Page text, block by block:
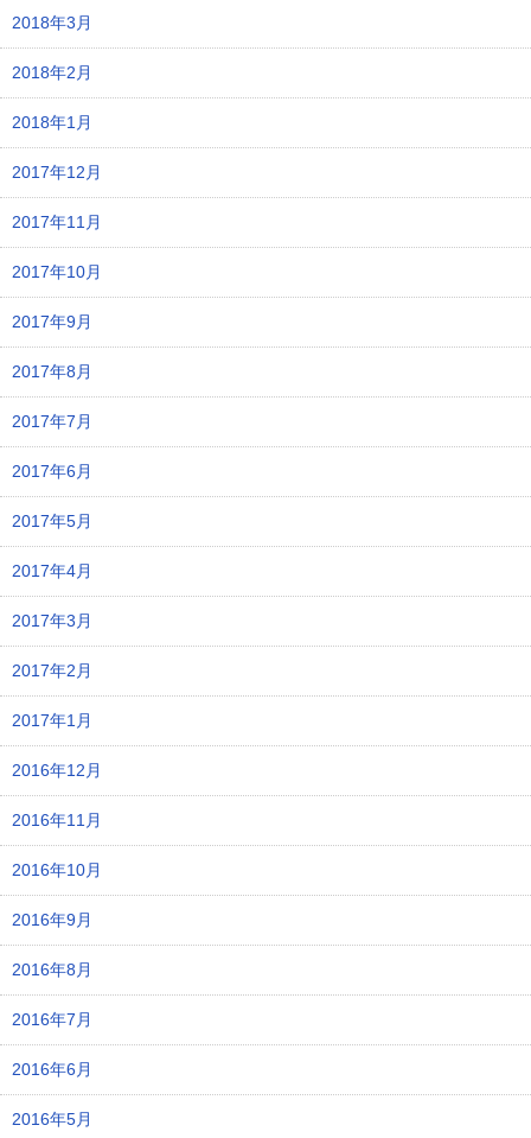
2018年3月
2018年2月
2018年1月
2017年12月
2017年11月
2017年10月
2017年9月
2017年8月
2017年7月
2017年6月
2017年5月
2017年4月
2017年3月
2017年2月
2017年1月
2016年12月
2016年11月
2016年10月
2016年9月
2016年8月
2016年7月
2016年6月
2016年5月